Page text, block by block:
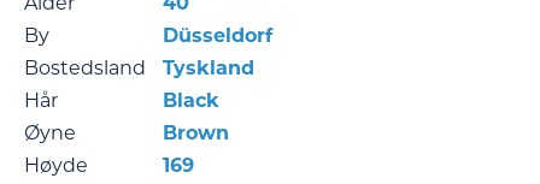
By
Düsseldorf
Bostedsland
Tyskland
Hår
Black
Øyne
Brown
Høyde
169